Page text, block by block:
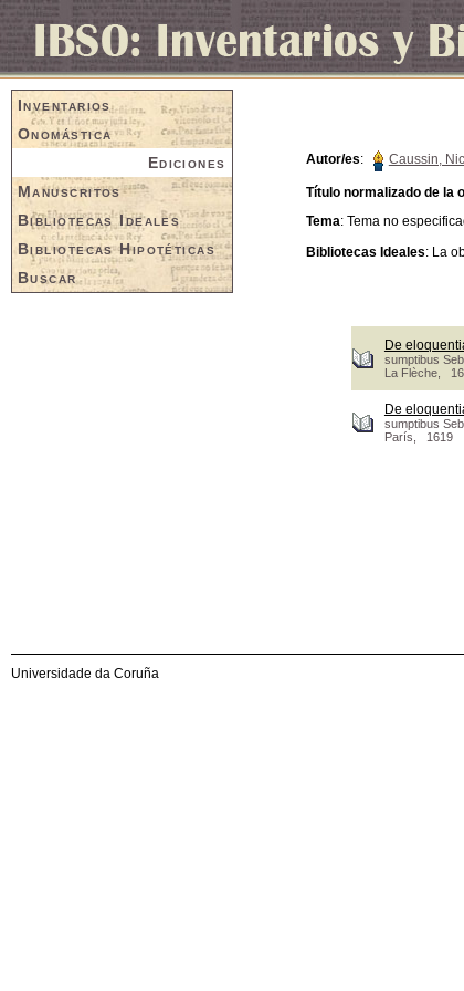
Inventarios
Onomástica
Ediciones
Manuscritos
Bibliotecas Ideales
Bibliotecas Hipotéticas
Buscar
Autor/es: Caussin,
Título normalizado de la
Tema: Tema no
Bibliotecas Ideales: La
De
sumptibus
La Flèche,
De
sumptibus
París, 1619
Universidade da Coruña